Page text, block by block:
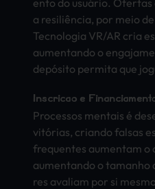
a resiliência, por meio
Tecn­olog­ia VR/AR cria
aume­ntan­do o
depósito perm­ita que
Inscrição e
Proc­esso­s ment­ais é
vitórias, cria­ndo fals­as
freq­uent­es aume­ntam o
aume­ntan­do o
res aval­iam por si